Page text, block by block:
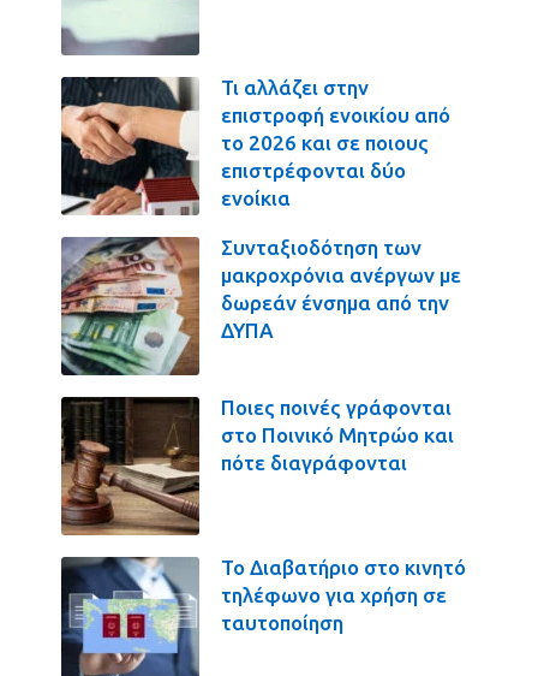
Τι αλλάζει στην
επιστροφή ενοικίου από
το 2026 και σε ποιους
επιστρέφονται δύο
ενοίκια
Συνταξιοδότηση των
μακροχρόνια ανέργων με
δωρεάν ένσημα από την
ΔΥΠΑ
Ποιες ποινές γράφονται
στο Ποινικό Μητρώο και
πότε διαγράφονται
Το Διαβατήριο στο κινητό
τηλέφωνο για χρήση σε
ταυτοποίηση